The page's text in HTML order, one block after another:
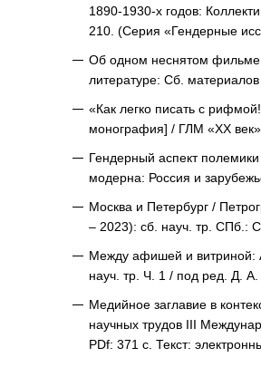
1890-1930-х годов:
210. (Серия «Гендерные
Об одном неснятом фильме:
литературе: Сб.
«Как легко писать с
монография] / ГЛМ «XX
Гендерный аспект
модерна: Россия и
Москва и Петербург /
– 2023): сб. науч. тр. СПб.:
Между афишей и витриной:
науч. тр. Ч. 1 / под ред. Д.
Медийное заглавие в
научных трудов III
PDf: 371 с. Текст: